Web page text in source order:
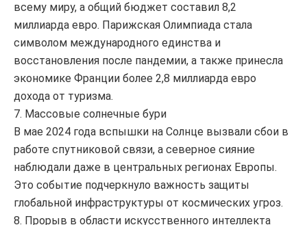
всему миру, а общий бюджет составил 8,2
миллиарда евро. Парижская Олимпиада стала
символом международного единства и
восстановления после пандемии, а также принесла
экономике Франции более 2,8 миллиарда евро
дохода от туризма.
7. Массовые солнечные бури
В мае 2024 года вспышки на Солнце вызвали сбои в
работе спутниковой связи, а северное сияние
наблюдали даже в центральных регионах Европы.
Это событие подчеркнуло важность защиты
глобальной инфраструктуры от космических угроз.
8. Прорыв в области искусственного интеллекта